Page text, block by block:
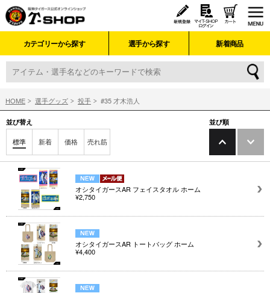
カテゴリーから探す 選手から探す 新着商品
HOME 選手グッズ 投手 #35 才木浩人
並び替え
標準 新着 価格 売れ筋
並び順
オシタイガースAR フェイスタオル ホーム
¥2,750
オシタイガースAR トートバッグ ホーム
¥4,400